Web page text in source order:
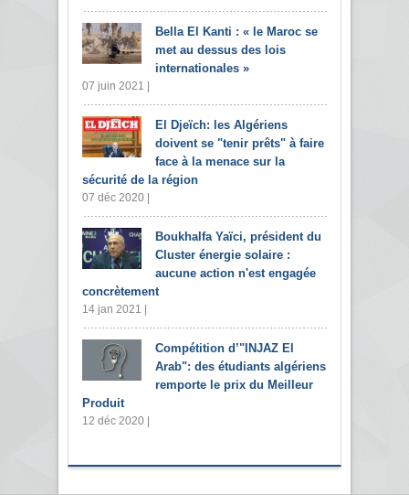
Bella El Kanti : « le Maroc se
met au dessus des lois
internationales »
07 juin 2021 |
El Djeïch: les Algériens
doivent se "tenir prêts" à faire
face à la menace sur la
sécurité de la région
07 déc 2020 |
Boukhalfa Yaïci, président du
Cluster énergie solaire :
aucune action n'est engagée
concrètement
14 jan 2021 |
Compétition d’"INJAZ El
Arab": des étudiants algériens
remporte le prix du Meilleur
Produit
12 déc 2020 |